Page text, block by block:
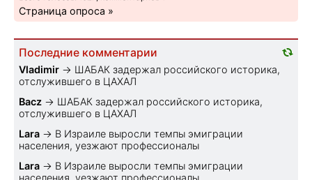
Страница опроса »
Последние комментарии
Vladimir → ШАБАК задержал российского историка,
отслужившего в ЦАХАЛ
Bacz → ШАБАК задержал российского историка,
отслужившего в ЦАХАЛ
Lara → В Израиле выросли темпы эмиграции
населения, уезжают профессионалы
Lara → В Израиле выросли темпы эмиграции
населения, уезжают профессионалы